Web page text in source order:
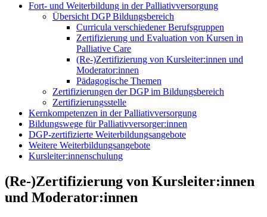
Fort- und Weiterbildung in der Palliativversorgung
Übersicht DGP Bildungsbereich
Curricula verschiedener Berufsgruppen
Zertifizierung und Evaluation von Kursen in
Palliative Care
(Re-)Zertifizierung von Kursleiter:innen und
Moderator:innen
Pädagogische Themen
Zertifizierungen der DGP im Bildungsbereich
Zertifizierungsstelle
Kernkompetenzen in der Palliativversorgung
Bildungswege für Palliativversorger:innen
DGP-zertifizierte Weiterbildungsangebote
Weitere Weiterbildungsangebote
Kursleiter:innenschulung
(Re-)Zertifizierung von Kursleiter:innen
und Moderator:innen